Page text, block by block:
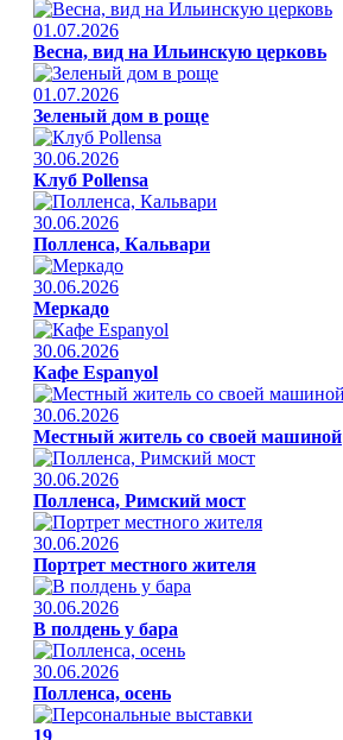
01.07.2026
Весна, вид на Ильинскую церковь
01.07.2026
Зеленый дом в роще
30.06.2026
Клуб Pollensa
30.06.2026
Полленса, Кальвари
30.06.2026
Меркадо
30.06.2026
Кафе Espanyol
30.06.2026
Местный житель со своей машиной
30.06.2026
Полленса, Римский мост
30.06.2026
Портрет местного жителя
30.06.2026
В полдень у бара
30.06.2026
Полленса, осень
19